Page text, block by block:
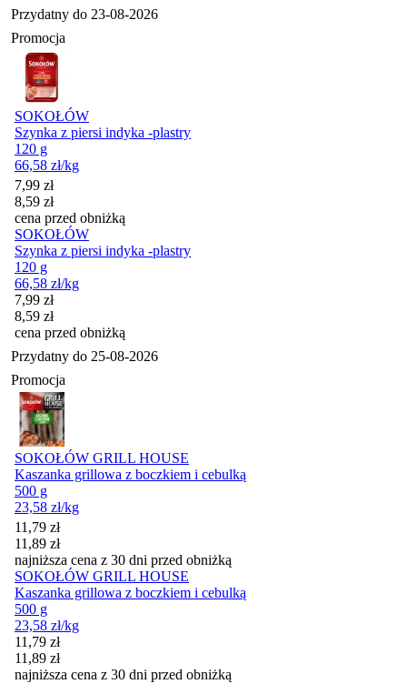
Przydatny do 23-08-2026
Promocja
SOKOŁÓW
Szynka z piersi indyka -plastry
120 g
66,58 zł/kg
Cena promocyjna
7,99 zł
8,59 zł
cena przed obniżką
SOKOŁÓW
Szynka z piersi indyka -plastry
120 g
66,58 zł/kg
Cena promocyjna
7,99 zł
8,59 zł
cena przed obniżką
Przydatny do 25-08-2026
Promocja
SOKOŁÓW GRILL HOUSE
Kaszanka grillowa z boczkiem i cebulką
500 g
23,58 zł/kg
Cena promocyjna
11,79 zł
11,89 zł
najniższa cena z 30 dni przed obniżką
SOKOŁÓW GRILL HOUSE
Kaszanka grillowa z boczkiem i cebulką
500 g
23,58 zł/kg
Cena promocyjna
11,79 zł
11,89 zł
najniższa cena z 30 dni przed obniżką